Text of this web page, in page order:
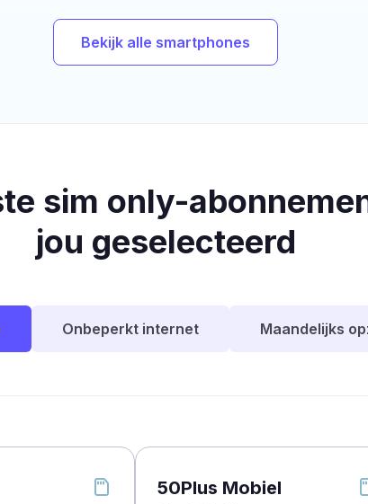
Bekijk alle smartphones
sim only-
jou geselecteerd
Onbeperkt internet Maandelijks
50Plus Mobiel